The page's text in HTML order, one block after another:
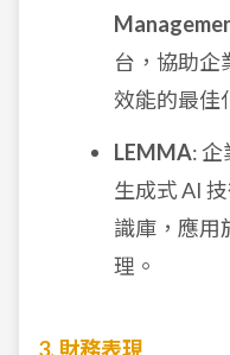
台，協助企
效能的最佳
LEMMA:
生成式 AI
識庫，應用
理。
3. 財務表現